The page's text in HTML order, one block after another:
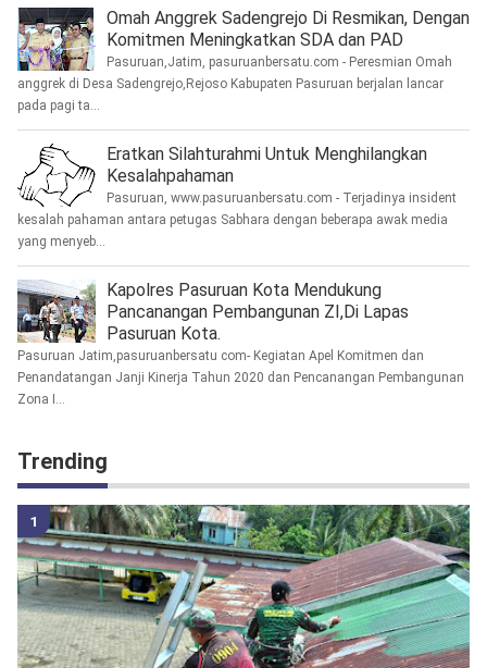
Omah Anggrek Sadengrejo Di Resmikan, Dengan
Komitmen Meningkatkan SDA dan PAD
Pasuruan,Jatim, pasuruanbersatu.com - Peresmian Omah
anggrek di Desa Sadengrejo,Rejoso Kabupaten Pasuruan berjalan lancar
pada pagi ta...
Eratkan Silahturahmi Untuk Menghilangkan
Kesalahpahaman
Pasuruan, www.pasuruanbersatu.com - Terjadinya insident
kesalah pahaman antara petugas Sabhara dengan beberapa awak media
yang menyeb...
Kapolres Pasuruan Kota Mendukung
Pancanangan Pembangunan ZI,Di Lapas
Pasuruan Kota.
Pasuruan Jatim,pasuruanbersatu com- Kegiatan Apel Komitmen dan
Penandatangan Janji Kinerja Tahun 2020 dan Pencanangan Pembangunan
Zona I...
Trending